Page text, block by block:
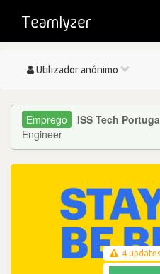
Toggle
Utilizador anónimo
ISS Tech
Engineer
4